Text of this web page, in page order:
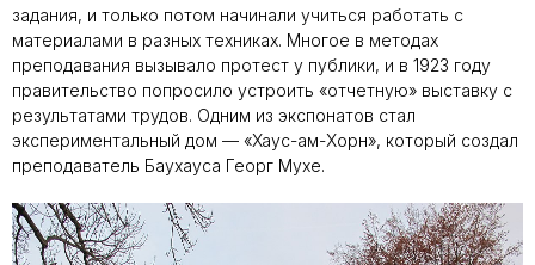
задания, и только потом начинали учиться работать с
материалами в разных техниках. Многое в методах
преподавания вызывало протест у публики, и в 1923 году
правительство попросило устроить «отчетную» выставку с
результатами трудов. Одним из экспонатов стал
экспериментальный дом — «Хаус-ам-Хорн», который создал
преподаватель Баухауса Георг Мухе.